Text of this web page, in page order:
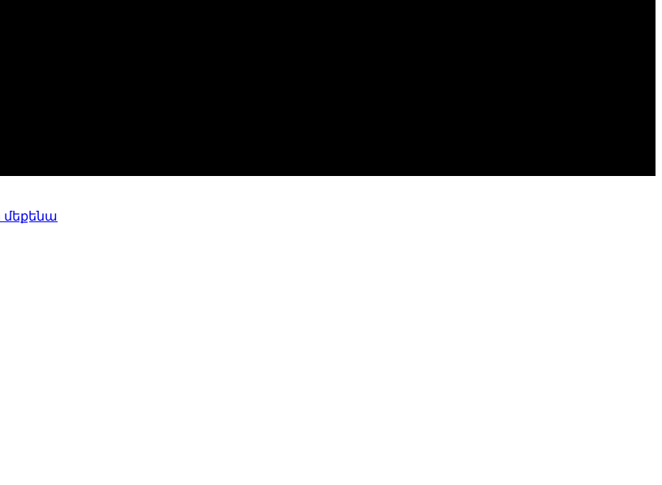
մեքենա